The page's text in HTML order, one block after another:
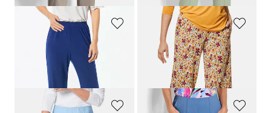
GOLDNER
Bequeme Slinky-Hose VERA
159,00 CHF
GOLDNER
Druckhose
55,00 CHF159,00 CHF